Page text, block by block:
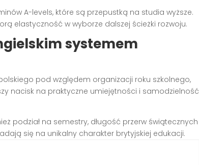
A-levels, które są przepustką na studia wyższe.
elastyczność w wyborze dalszej ścieżki rozwoju.
systemem
pod względem organizacji roku szkolnego,
nacisk na praktyczne umiejętności i samodzielność
podział na semestry, długość przerw świątecznych
się na unikalny charakter brytyjskiej edukacji.